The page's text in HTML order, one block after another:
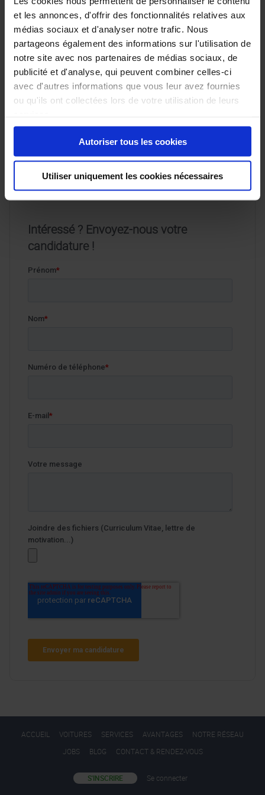
et les annonces, d'offrir des fonctionnalités relatives aux
médias sociaux et d'analyser notre trafic. Nous
partageons également des informations sur l'utilisation de
notre site avec nos partenaires de médias sociaux, de
publicité et d'analyse, qui peuvent combiner celles-ci
avec d'autres informations que vous leur avez fournies
ou qu'ils ont collectées lors de votre utilisation de leurs
Autoriser tous les cookies
Utiliser uniquement les cookies nécessaires
domaine
Une orientation client sans faille
De l’aisance dans l’usage d’un CRM
S’intéresser, suivre et connaitre le monde
automobile
Être flexible
Avoir un esprit d’équipe
S’exprimer et écrire parfaitement en français
Nous vous offrons
Un métier passionnant au sein d’une
organisation locale et familiale
Une rémunération en lien avec vos
compétences
fonction…)
Intéressé ? Envoyez-nous votre
candidature !
ACCUEIL VOITURES SERVICES AVANTAGES
NOTRE RÉSEAU
JOBS
BLOG CONTACT & RENDEZ-VOUS
S'INSCRIRE Se connecter